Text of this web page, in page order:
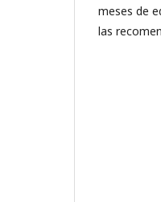
meses de
las